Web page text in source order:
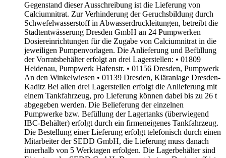
Gegenstand dieser Ausschreibung ist die Lieferung von
Calciumnitrat. Zur Verhinderung der Geruchsbildung durch
Schwefelwasserstoff in Abwasserdruckleitungen, betreibt die
Stadtentwässerung Dresden GmbH an 24 Pumpwerken
Dosiereinrichtungen für die Zugabe von Calciumnitrat in die
jeweiligen Pumpenvorlagen. Die Anlieferung und Befüllung
der Vorratsbehälter erfolgt an drei Lagerstellen: • 01809
Heidenau, Pumpwerk Hafenstr. • 01156 Dresden, Pumpwerk
An den Winkelwiesen • 01139 Dresden, Kläranlage Dresden-
Kaditz Bei allen drei Lagerstellen erfolgt die Anlieferung mit
einem Tankfahrzeug, pro Lieferung können dabei bis zu 26 t
abgegeben werden. Die Belieferung der einzelnen
Pumpwerke bzw. Befüllung der Lagertanks (überwiegend
IBC-Behälter) erfolgt durch ein firmeneigenes Tankfahrzeug.
Die Bestellung einer Lieferung erfolgt telefonisch durch einen
Mitarbeiter der SEDD GmbH, die Lieferung muss danach
innerhalb von 5 Werktagen erfolgen. Die Lagerbehälter sind